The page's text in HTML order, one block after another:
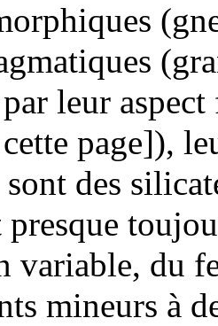
(
(
par leur
page]),
sont des
variable, du
mineurs à